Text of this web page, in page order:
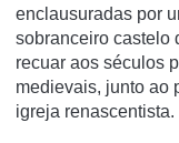
enclausuradas por
sobranceiro castelo
recuar aos séculos
medievais, junto ao
igreja renascentista.